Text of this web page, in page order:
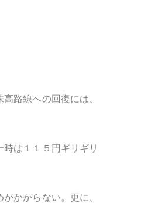
路線への回復には、
は１１５円ギリギリ
かからない。更に、